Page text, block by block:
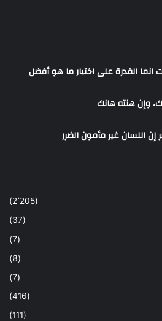
انما القدرة على اختيار ما هو أفضل
وإن هنته هانك
اللسان غير مأمون الضرر
(2٬205)
(37)
(7)
(8)
(7)
(416)
(111)